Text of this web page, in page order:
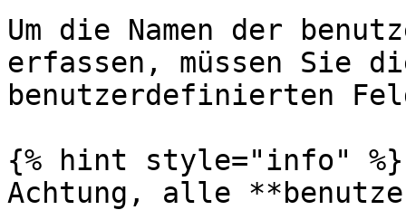
Um die Namen der
erfassen, müssen Sie
benutzerdefinierten
{% hint style="info" %}
Achtung, alle